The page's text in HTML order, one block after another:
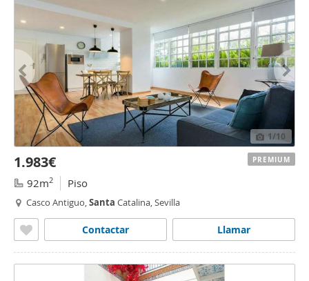
1/10
1.983€
92m2 Piso
Casco Antiguo,Santa Catalina, Sevilla
Llamar
Contactar
PREMIUM